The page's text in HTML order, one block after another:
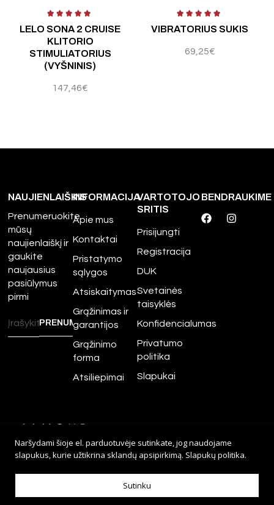
LELO SONA 2 CRUISE
KLITORIO
STIMULIATORIUS
(VYŠNINIS)
147,46€
VIBRATORIUS SUKIS
69,25€
Įvertinimas:4.50 Įvertinimas:4.00
NAUJIENLAIŠKIS
Prenumeruokite
mūsų
naujienlaiškį ir
gaukite
naujausius
pasiūlymus
pirmi
INFORMACIJA
Apie mus
Kontaktai
Pristatymo
sąlygos
Atsiskaitymas
Grąžinimas ir
garantijos
Grąžinimo
forma
Atsiliepimai
VARTOTOJO
SRITIS
Prisijungti
Registracija
DUK
Svetainės
taisyklės
Konfidencialumas
Privatumo
politika
Slapukai
BENDRAUKIME
teisės saugomos.
Sprendimas:Adveits
Naršydami šioje el. parduotuvėje sutinkate, jog naudojame
slapukus, kurie užtikrina sklandų apsipirkimą. Slapukų politika.
Sutinku